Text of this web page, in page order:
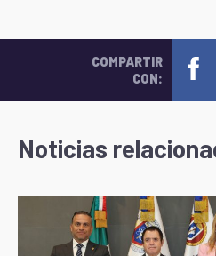
COMPARTIR
CON:
Noticias